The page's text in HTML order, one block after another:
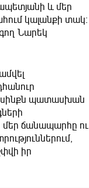
և մեր
կալանքի տակ։
Նարեկ
պատասխան
մեր ճանապարհը ու
իր